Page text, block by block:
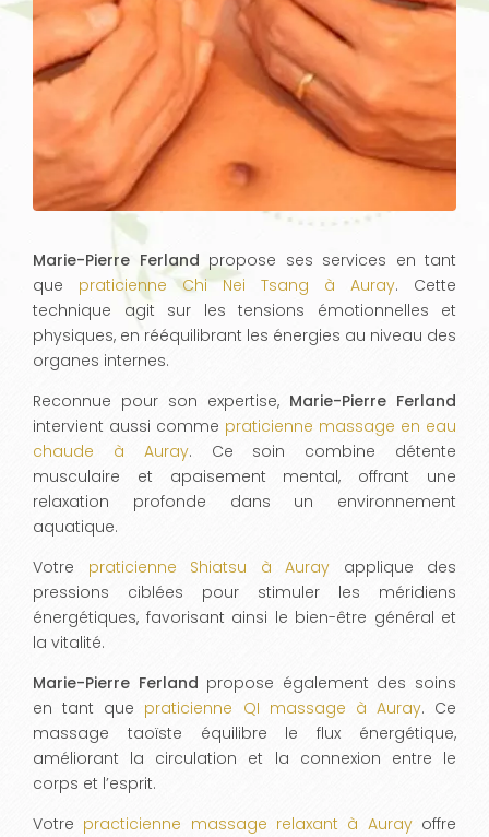
Marie-Pierre Ferland propose ses services en tant
que praticienne Chi Nei Tsang à Auray. Cette
technique agit sur les tensions émotionnelles et
physiques, en rééquilibrant les énergies au niveau des
organes internes.
Reconnue pour son expertise, Marie-Pierre Ferland
intervient aussi comme praticienne massage en eau
chaude à Auray. Ce soin combine détente
musculaire et apaisement mental, offrant une
relaxation profonde dans un environnement
aquatique.
Votre praticienne Shiatsu à Auray applique des
pressions ciblées pour stimuler les méridiens
énergétiques, favorisant ainsi le bien-être général et
la vitalité.
Marie-Pierre Ferland propose également des soins
en tant que praticienne QI massage à Auray. Ce
massage taoïste équilibre le flux énergétique,
améliorant la circulation et la connexion entre le
corps et l’esprit.
Votre practicienne massage relaxant à Aurayoffre